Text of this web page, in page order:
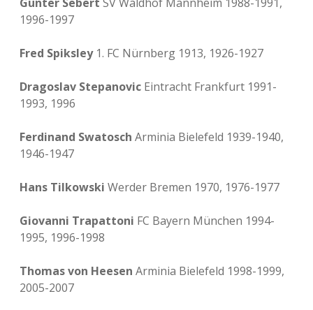
1996-1997
Fred Spiksley1. FC Nürnberg 1913, 1926-1927
Dragoslav Stepanovic Eintracht Frankfurt 1991-
1993, 1996
Ferdinand Swatosch Arminia Bielefeld 1939-1940,
1946-1947
Hans Tilkowski Werder Bremen 1970, 1976-1977
Giovanni Trapattoni FC Bayern München 1994-
1995, 1996-1998
Thomas von Heesen Arminia Bielefeld 1998-1999,
2005-2007